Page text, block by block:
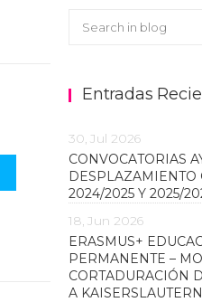
Buscar en el blog
Entradas
30, Jul 2026
CONVOCATORIAS
DESPLAZAMIENTO
2024/2025 Y 2025/
18, Jun 2026
ERASMUS+
PERMANENTE –
CORTADURACIÓN
A